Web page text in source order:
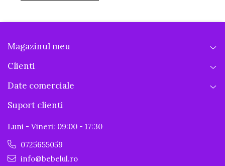
Magazinul meu
Clienti
Date comerciale
Suport clienti
Luni - Vineri: 09:00 - 17:30
0725655059
info@bebelul.ro